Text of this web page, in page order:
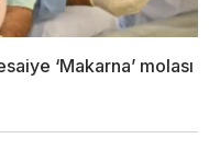
‘Makarna’ molası